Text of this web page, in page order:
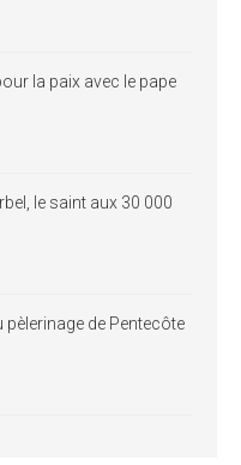
la paix avec le pape
le saint aux 30 000
de Pentecôte